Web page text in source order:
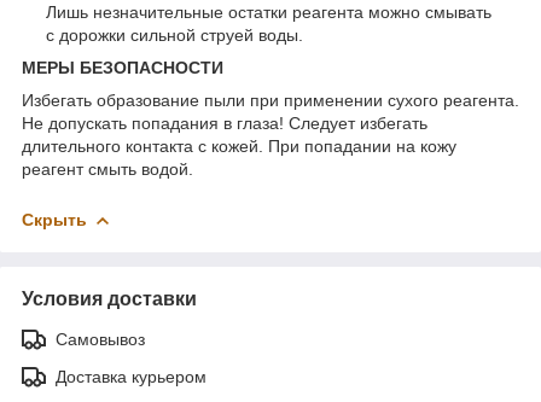
Лишь незначительные остатки реагента можно смывать
с дорожки сильной струей воды.
МЕРЫ БЕЗОПАСНОСТИ
Избегать образование пыли при применении сухого реагента.
Не допускать попадания в глаза! Следует избегать
длительного контакта с кожей. При попадании на кожу
реагент смыть водой.
Скрыть
Условия доставки
Самовывоз
Доставка курьером